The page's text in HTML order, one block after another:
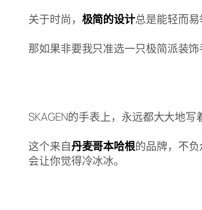
关于时尚， 极简的设计总是能轻而易
那如果非要我只准选一只极简派装
SKAGEN的手表上，永远都大大地写
这个来自丹麦哥本哈根的品牌，不负
会让你觉得冷冰冰。